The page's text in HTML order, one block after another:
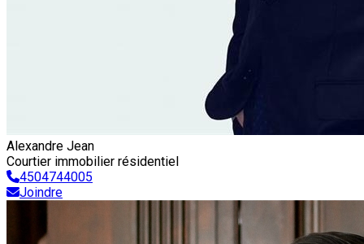
Alexandre Jean
Courtier immobilier résidentiel
4504744005
Joindre